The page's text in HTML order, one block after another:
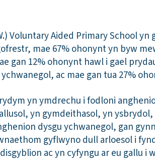
Voluntary Aided Primary School
mae 67% ohonynt yn byw
gan 12% ohonynt hawl i gael
ac mae gan tua 27%
yn ymdrechu i fodloni
yn gymdeithasol, yn
dysgu ychwanegol, gan
gyflwyno dull arloesol i
ac yn cyfyngu ar eu gallu i